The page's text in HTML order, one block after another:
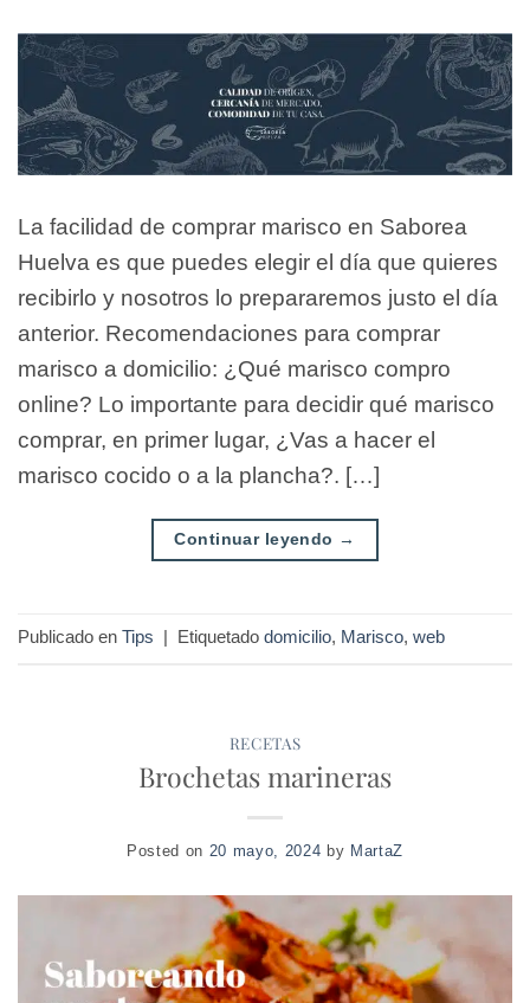
La facilidad de comprar marisco en Saborea
Huelva es que puedes elegir el día que quieres
recibirlo y nosotros lo prepararemos justo el día
anterior. Recomendaciones para comprar
marisco a domicilio: ¿Qué marisco compro
online? Lo importante para decidir qué marisco
comprar, en primer lugar, ¿Vas a hacer el
marisco cocido o a la plancha?. […]
Continuar leyendo →
Publicado en Tips | Etiquetado domicilio, Marisco, web
RECETAS
Brochetas marineras
Posted on 20 mayo, 2024 by MartaZ